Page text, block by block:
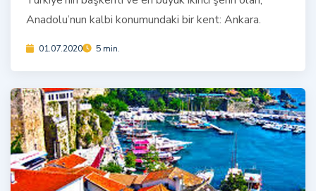
Anadolu’nun kalbi konumundaki bir kent: Ankara.
01.07.2020 5 min.